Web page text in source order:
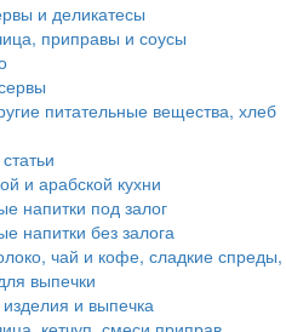
и деликатесы
приправы и соусы
питательные вещества, хлеб
и арабской кухни
напитки под залог
напитки без залога
чай и кофе, сладкие спреды,
выпечки
и выпечка